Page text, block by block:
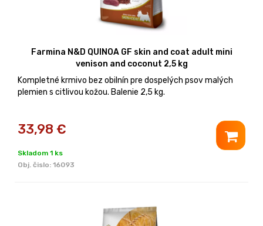
Farmina N&D QUINOA GF skin and coat adult mini
venison and coconut 2,5 kg
Kompletné krmivo bez obilnín pre dospelých psov malých
plemien s citlivou kožou. Balenie 2,5 kg.
33,98 €
Skladom 1 ks
Obj. čislo: 16093